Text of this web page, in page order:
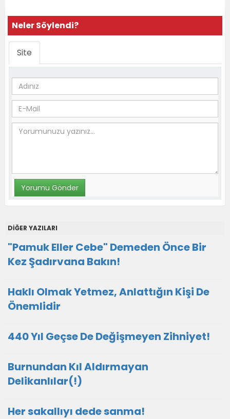
Neler Söylendi?
Site
DİĞER YAZILARI
"Pamuk Eller Cebe" Demeden Önce Bir
Kez Şadırvana Bakın!
Haklı Olmak Yetmez, Anlattığın Kişi De
Önemlidir
440 Yıl Geçse De Değişmeyen Zihniyet!
Burnundan Kıl Aldırmayan
Delikanlılar(!)
Her sakallıyı dede sanma!